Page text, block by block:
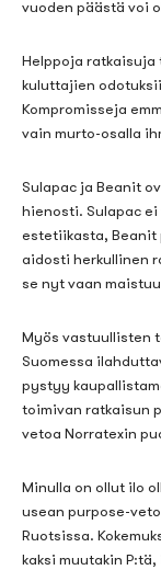
vuoden päästä voi
Helppoja ratkaisuja
kuluttajien
Kompromisseja
vain murto-osalla
Sulapac ja Beanit
hienosti. Sulapac
estetiikasta, Beanit
aidosti herkullinen
se nyt vaan
Myös vastuullisten
Suomessa
pystyy
toimivan ratkaisun
vetoa Norratexin
Minulla on ollut ilo
usean purpose-
Ruotsissa.
kaksi muutakin